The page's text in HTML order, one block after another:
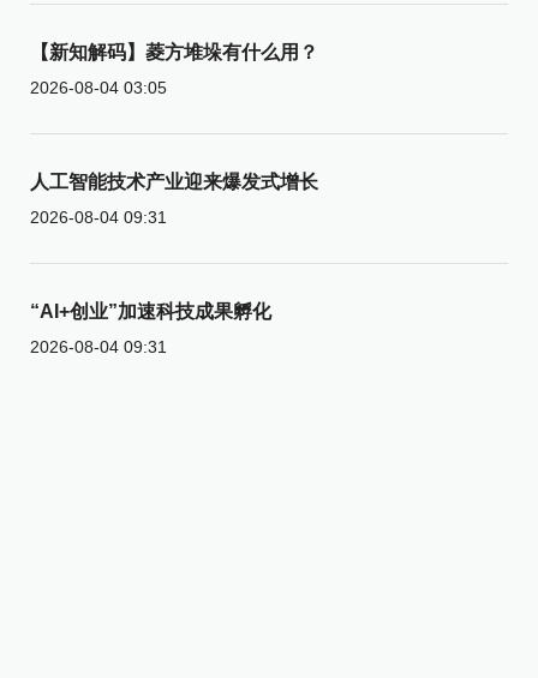
【新知解码】菱方堆垛有什么用？
2026-08-04 03:05
人工智能技术产业迎来爆发式增长
2026-08-04 09:31
“AI+创业”加速科技成果孵化
2026-08-04 09:31